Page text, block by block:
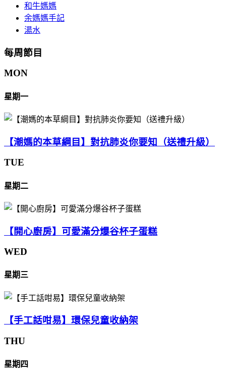
和牛媽媽
余媽媽手記
湯水
每周節目
MON
星期一
【潮媽的本草綱目】對抗肺炎你要知（送禮升級）
TUE
星期二
【開心廚房】可愛滿分爆谷杯子蛋糕
WED
星期三
【手工話咁易】環保兒童收納架
THU
星期四